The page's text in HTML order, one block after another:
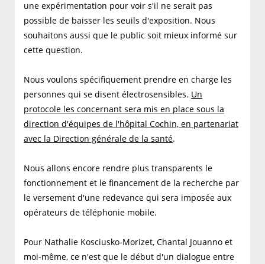
une expérimentation pour voir s'il ne serait pas
possible de baisser les seuils d'exposition. Nous
souhaitons aussi que le public soit mieux informé sur
cette question.
Nous voulons spécifiquement prendre en charge les
personnes qui se disent électrosensibles. Un
protocole les concernant sera mis en place sous la
direction d'équipes de l'hôpital Cochin, en partenariat
avec la Direction générale de la santé.
Nous allons encore rendre plus transparents le
fonctionnement et le financement de la recherche par
le versement d'une redevance qui sera imposée aux
opérateurs de téléphonie mobile.
Pour Nathalie Kosciusko-Morizet, Chantal Jouanno et
moi-même, ce n'est que le début d'un dialogue entre